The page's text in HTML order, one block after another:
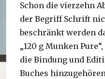
Schon die vierzehn
der Begriff Schrift
beschränkt werden
„120 g Munken
die Bindung und
Buches